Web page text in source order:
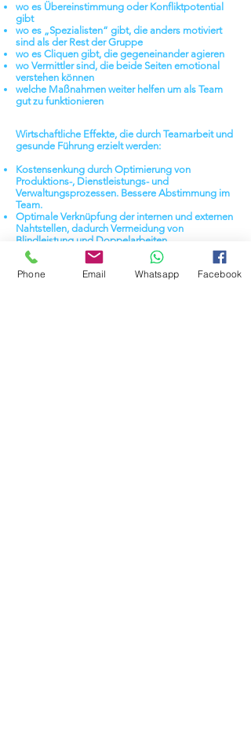
wo es Übereinstimmung oder Konfliktpotential
gibt
wo es „Spezialisten“ gibt, die anders motiviert
sind als der Rest der Gruppe
wo es Cliquen gibt, die gegeneinander agieren
wo Vermittler sind, die beide Seiten emotional
verstehen können
welche Maßnahmen weiter helfen um als Team
gut zu funktionieren
Wirtschaftliche Effekte, die durch Teamarbeit und
gesunde Führung erzielt werden:
Kostensenkung durch Optimierung von
Produktions-, Dienstleistungs- und
Verwaltungsprozessen. Bessere Abstimmung im
Team.
Optimale Verknüpfung der internen und externen
Nahtstellen, dadurch Vermeidung von
Blindleistung und Doppelarbeiten.
Beschleunigte Lösung
bei auftretenden
Problemen.
Reduktion
von Abwesenheits- und
Phone Email Whatsapp Facebook